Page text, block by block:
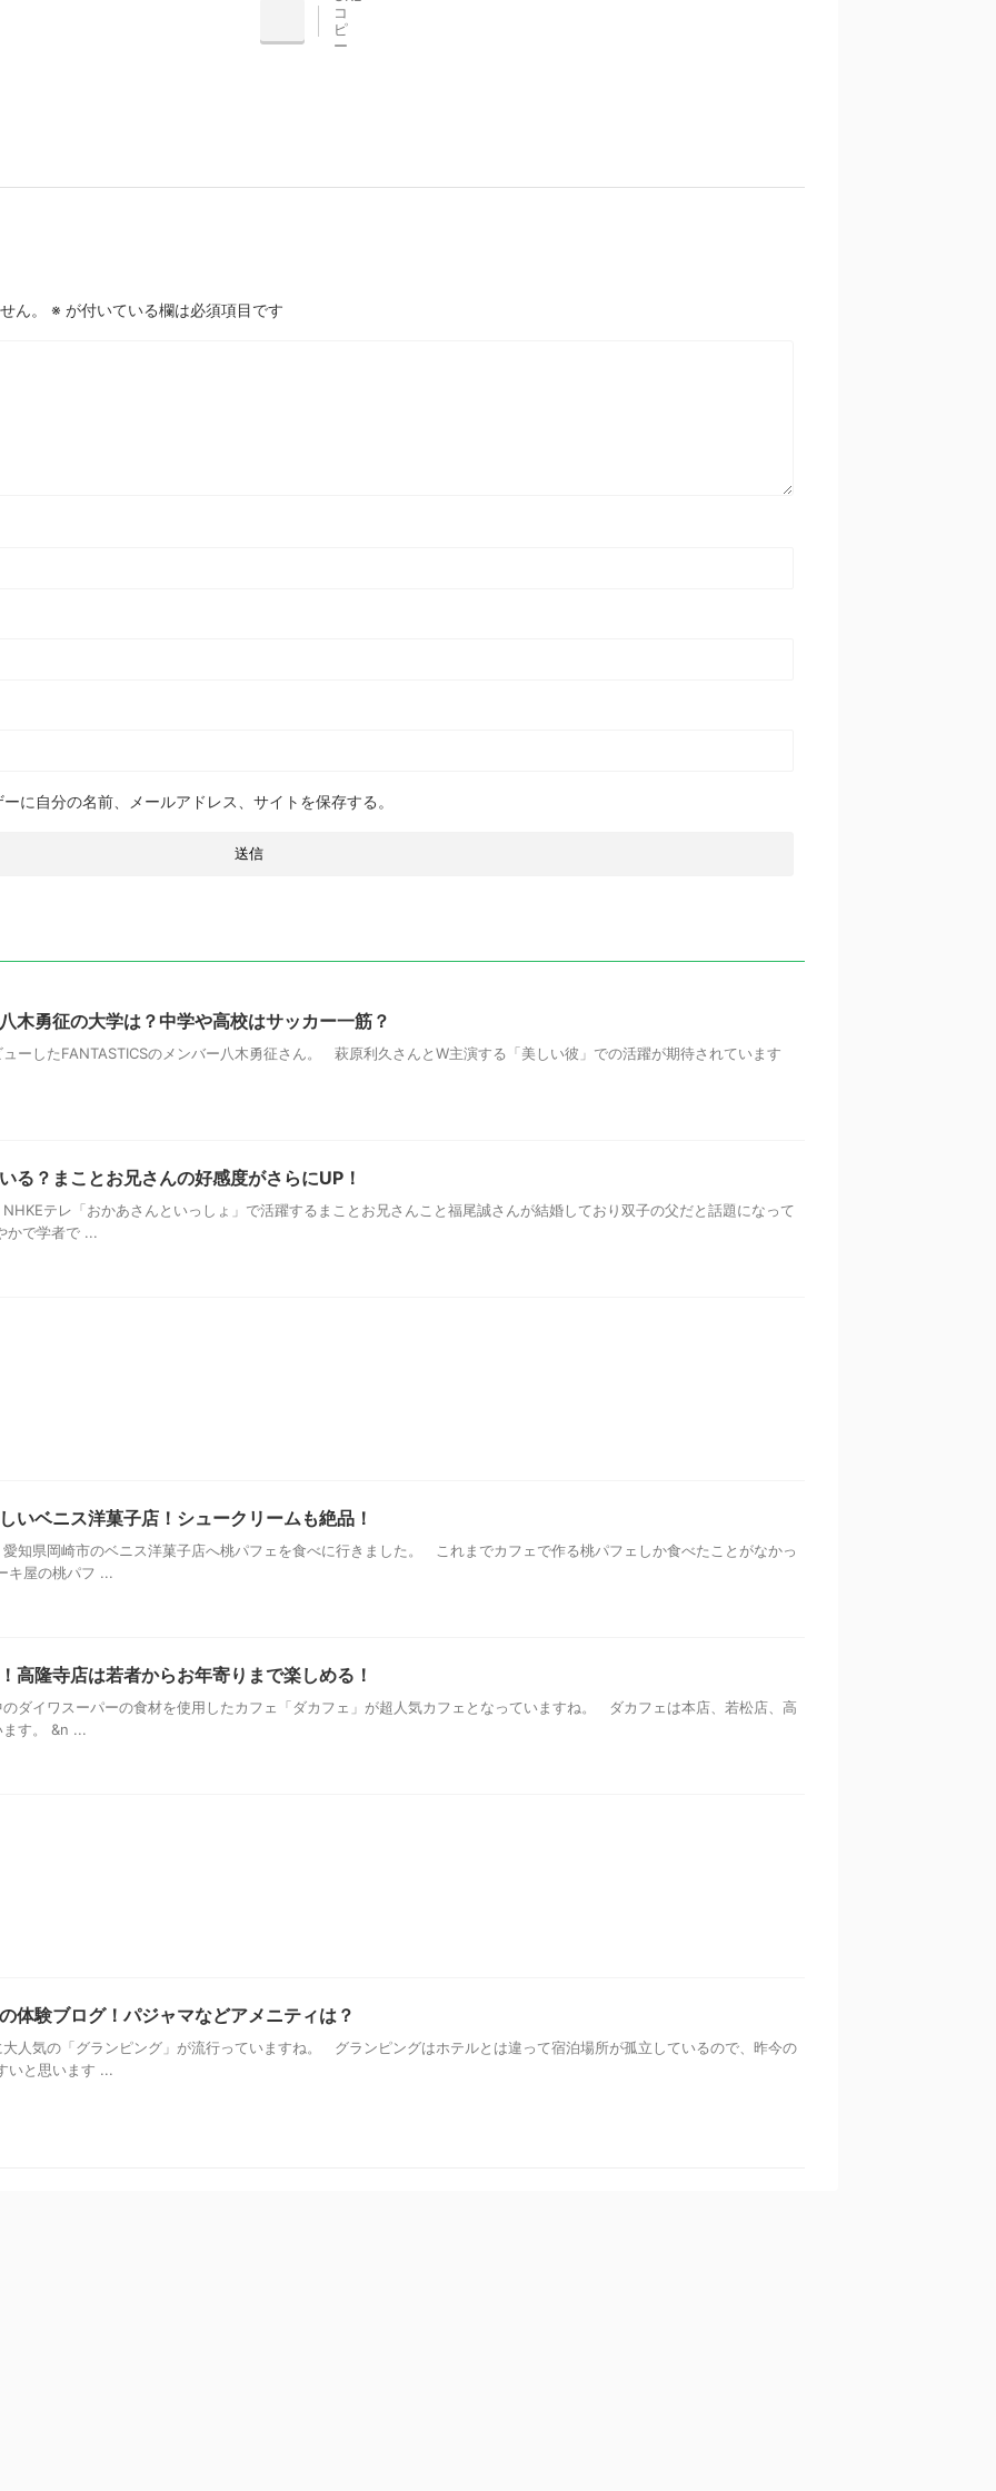
コ
ピ
ー
ん。 ※ が付いている欄は必須項目です
に自分の名前、メールアドレス、サイトを保存する。
木勇征の大学は？中学や高校はサッカー一筋？
ーしたFANTASTICSのメンバー八木勇征さん。 萩原利久さんとW主演する「美しい彼」での活躍が期待されています
る？まことお兄さんの好感度がさらにUP！
テレ「おかあさんといっしょ」で活躍するまことお兄さんこと福尾誠さんが結婚しており双子の父だと話題になって
かで学者で ...
いベニス洋菓子店！シュークリームも絶品！
知県岡崎市のベニス洋菓子店へ桃パフェを食べに行きました。 これまでカフェで作る桃パフェしか食べたことがなかっ
キ屋の桃パフ ...
高隆寺店は若者からお年寄りまで楽しめる！
ダイワスーパーの食材を使用したカフェ「ダカフェ」が超人気カフェとなっていますね。 ダカフェは本店、若松店、高
す。 &n ...
体験ブログ！パジャマなどアメニティは？
人気の「グランピング」が流行っていますね。 グランピングはホテルとは違って宿泊場所が孤立しているので、昨今の
いと思います ...